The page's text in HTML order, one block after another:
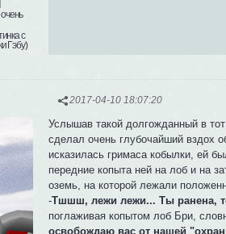
2017-04-10 18:07:20
Услышав такой долгожданный в
сделал очень глубочайший вздох
исказилась гримаса кобылки, ей
передние копыта ней на лоб и на
оземь, на которой лежали
-Тшшш, лежи лежи... Ты ранена,
поглаживая копытом лоб Бри,
освобождаю вас от нашей